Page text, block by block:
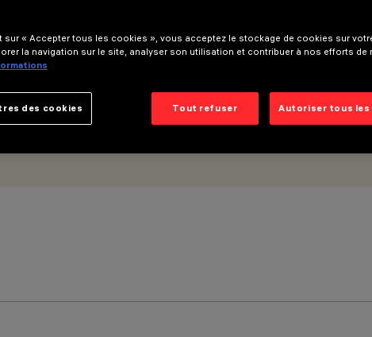
gradable DALI - Flood
sur « Accepter tous les cookies », vous acceptez le stockage de cookies sur
la navigation sur le site, analyser son utilisation et contribuer à nos efforts de
Tout refuser Autoriser tous les
des cookies